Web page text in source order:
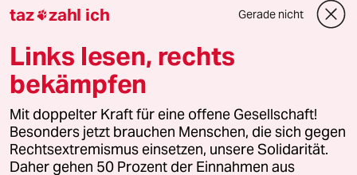
Downloads für Abonnierende
© 2026 taz Verlags und Vertriebs GmbH
Alle Rechte vorbehalten. Bei rechtlichen Fragen oder für Genehmigungen
wenden Sie sich bitte an lizenzen@taz.de
taz zahl ich Gerade nicht
Links lesen, rechts
bekämpfen
Mit doppelter Kraft für eine offene Gesellschaft!
Besonders jetzt brauchen Menschen, die sich gegen
Rechtsextremismus einsetzen, unsere Solidarität.
Daher gehen 50 Prozent der Einnahmen aus